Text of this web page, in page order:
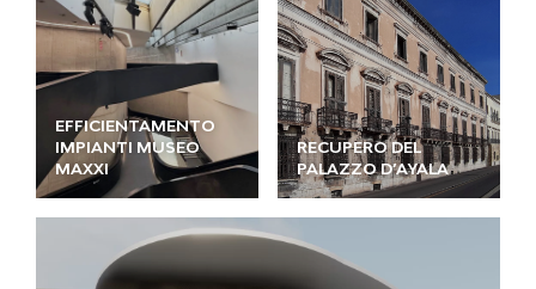
EFFICIENTAMENTO
IMPIANTI MUSEO
MAXXI
RECUPERO DEL
PALAZZO D’AYALA